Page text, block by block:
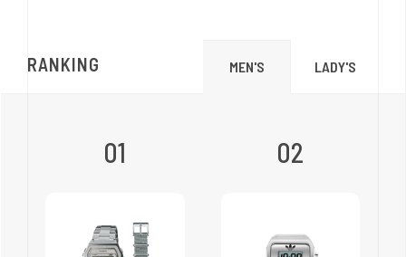
RANKING MEN'S LADY'S
01 02